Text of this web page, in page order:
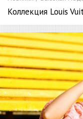
Коллекция Louis